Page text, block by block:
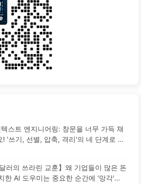
텍스트 엔지니어링: 창문을 너무 가득 채
! '쓰기, 선별, 압축, 격리'의 네 단계로 혼
, 소음을 차단하세요 — AI 배우기 170
러의 쓰라린 교훈】왜 기업들이 많은 돈
한 AI 도우미는 중요한 순간에 '망각'하